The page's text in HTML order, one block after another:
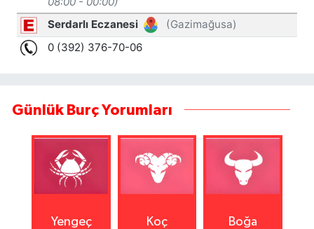
Günlük Burç Yorumları
Yengeç Koç Boğa